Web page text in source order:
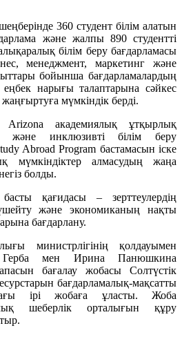
шеңберінде 360 студент білім алатын
және жалпы 890 студентті
білім беру бағдарламасы
менеджмент, маркетинг және
бойынша бағдарламалардың
нарығы талаптарына сәйкес
мүмкіндік берді.
академиялық ұтқырлық
және инклюзивті білім беру
Abroad Program бастамасын іске
мүмкіндіктер алмасудың жаңа
болды.
қағидасы – зерттеулердің
және экономиканың нақты
бағдарлану.
министрлігінің қолдауымен
Герба мен Ирина Панюшкина
бағалау жобасы Солтүстік
бағдарламалық-мақсатты
ірі жобаға ұласты. Жоба
шеберлік орталығын құру